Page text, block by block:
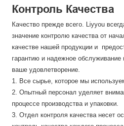
Контроль Качества
Качество прежде всего. Liyyou
значение контролю качества от
качестве нашей продукции и
гарантию и надежное обслуживание
ваше удовлетворение.
1. Все сырье, которое мы
2. Опытный персонал уделяет
процессе производства и упаковки.
3. Отдел контроля качества несет